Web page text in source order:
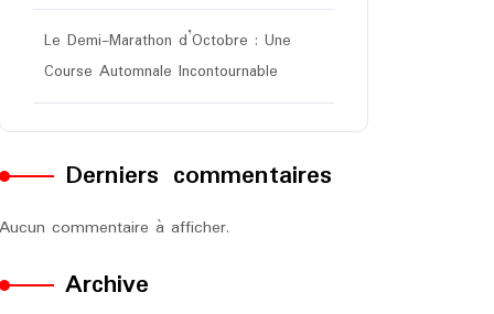
Le Demi-Marathon d’Octobre : Une
Course Automnale Incontournable
Derniers commentaires
Aucun commentaire à afficher.
Archive